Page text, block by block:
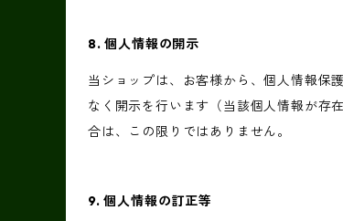
8. 個人情報の開示
当ショップは、お客様から、個人情報保
なく開示を行います（当該個人情報が存
合は、この限りではありません。
9. 個人情報の訂正等